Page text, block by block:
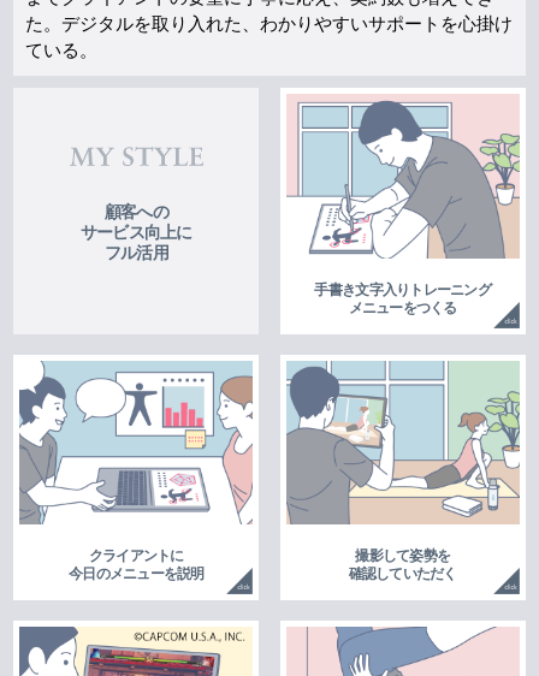
た。デジタルを取り入れた、わかりやすいサポートを心掛け
ている。
顧客への
サービス向上に
フル活用
手書き文字入りトレーニング
メニューをつくる
クライアントに
今日のメニューを説明
撮影して姿勢を
確認していただく